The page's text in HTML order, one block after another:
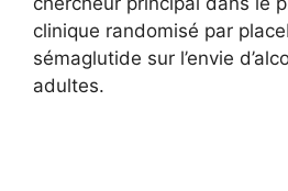
clinique randomisé par
sémaglutide sur l’envie
adultes.